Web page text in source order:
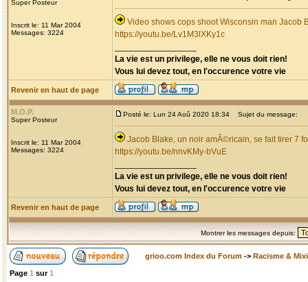
Super Posteur
Inscrit le: 11 Mar 2004
Messages: 3224
Video shows cops shoot Wisconsin man Jacob
https://youtu.be/Lv1M3lXKy1c
La vie est un privilege, elle ne vous doit rien!
Vous lui devez tout, en l'occurence votre vie
Revenir en haut de page
M.O.P.
Super Posteur
Inscrit le: 11 Mar 2004
Messages: 3224
Posté le: Lun 24 Aoû 2020 18:34 Sujet du message:
Jacob Blake, un noir amÃ©ricain, se fait tirer 7
https://youtu.be/nnvKMy-bVuE
La vie est un privilege, elle ne vous doit rien!
Vous lui devez tout, en l'occurence votre vie
Revenir en haut de page
Montrer les messages depuis:
grioo.com Index du Forum -> Racisme &
Page 1 sur1